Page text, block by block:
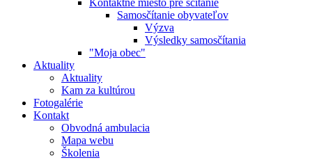
Kontaktné miesto pre sčítanie
Samosčítanie obyvateľov
Výzva
Výsledky samosčítania
"Moja obec"
Aktuality
Aktuality
Kam za kultúrou
Fotogalérie
Kontakt
Obvodná ambulacia
Mapa webu
Školenia